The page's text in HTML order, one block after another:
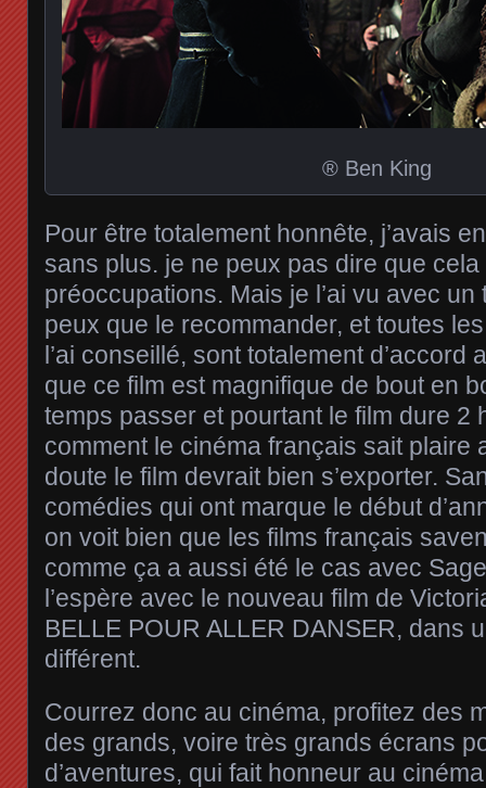
® Ben King
Pour être totalement honnête, j’avais
sans plus. je ne peux pas dire que
préoccupations. Mais je l’ai vu avec
peux que le recommander, et toutes
l’ai conseillé, sont totalement d’accord
que ce film est magnifique de bout en
temps passer et pourtant le film dure 2
comment le cinéma français sait plaire
doute le film devrait bien s’exporter.
comédies qui ont marque le début
on voit bien que les films français
comme ça a aussi été le cas avec
l’espère avec le nouveau film de
BELLE POUR ALLER DANSER, dans
différent.
Courrez donc au cinéma, profitez des
des grands, voire très grands écrans
d’aventures, qui fait honneur au